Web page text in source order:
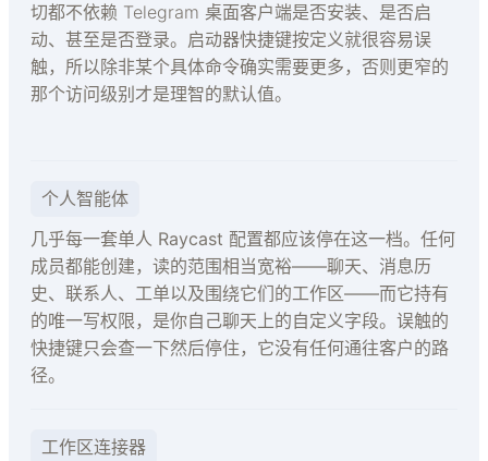
切都不依赖 Telegram 桌面客户端是否安装、是否启
动、甚至是否登录。启动器快捷键按定义就很容易误
触，所以除非某个具体命令确实需要更多，否则更窄的
那个访问级别才是理智的默认值。
个人智能体
几乎每一套单人 Raycast 配置都应该停在这一档。任何
成员都能创建，读的范围相当宽裕——聊天、消息历
史、联系人、工单以及围绕它们的工作区——而它持有
的唯一写权限，是你自己聊天上的自定义字段。误触的
快捷键只会查一下然后停住，它没有任何通往客户的路
径。
工作区连接器